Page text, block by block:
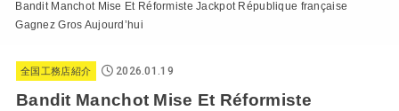
Bandit Manchot Mise Et Réformiste Jackpot République française
Gagnez Gros Aujourd’hui
全国工務店紹介 2026.01.19
Bandit Manchot Mise Et Réformiste